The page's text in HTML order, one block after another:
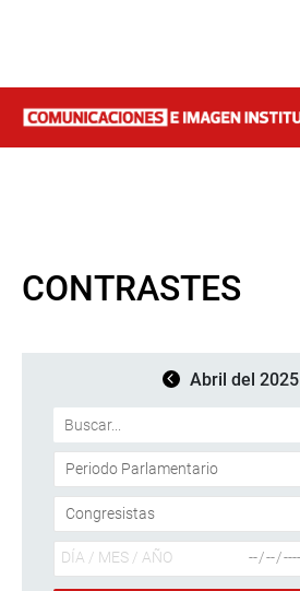
CONTRASTES
Abril del 2025